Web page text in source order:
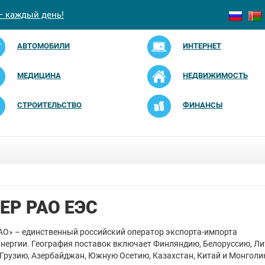
каждый день!
АВТОМОБИЛИ ИНТЕРНЕТ
МЕДИЦИНА НЕДВИЖИМОСТЬ
СТРОИТЕЛЬСТВО ФИНАНСЫ
РАО ЕЭС
– единственный российский оператор экспорта-импорта
География поставок включает Финляндию, Белоруссию,
Азербайджан, Южную Осетию, Казахстан, Китай и